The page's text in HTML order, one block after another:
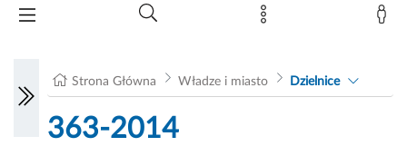
Strona Główna Władze i miasto Dzielnice
363-2014